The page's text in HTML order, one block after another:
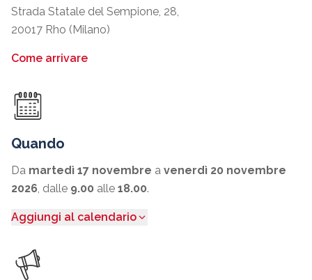
Strada Statale del Sempione, 28,
20017 Rho (Milano)
Come arrivare
Quando
Da martedì 17 novembre a venerdì 20 novembre
2026, dalle 9.00 alle 18.00.
Aggiungi al calendario